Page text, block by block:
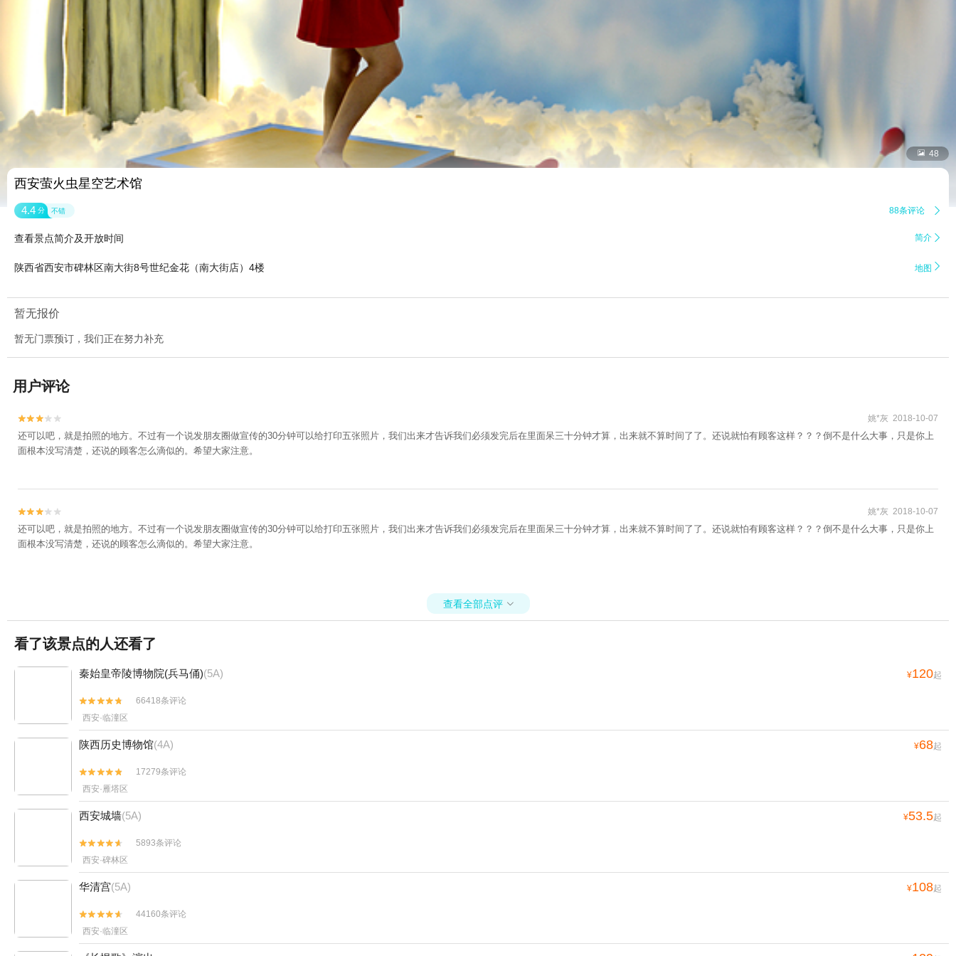
 48
西安萤火虫星空艺术馆
4.4 分 不错 88条评论 
查看景点简介及开放时间 简介 
陕西省西安市碑林区南大街8号世纪金花（南大街店）4楼 地图 
暂无报价
暂无门票预订，我们正在努力补充
用户评论

 姚*灰 2018-10-07
还可以吧，就是拍照的地方。不过有一个说发朋友圈做宣传的30分钟可以给打印五张照片，我们出来才告诉我们必须发完后在里面呆三十分钟才算，出来就不算时间了了。还说就怕有顾客这样？？？倒不是什么大事，只是你上
面根本没写清楚，还说的顾客怎么滴似的。希望大家注意。

 姚*灰 2018-10-07
还可以吧，就是拍照的地方。不过有一个说发朋友圈做宣传的30分钟可以给打印五张照片，我们出来才告诉我们必须发完后在里面呆三十分钟才算，出来就不算时间了了。还说就怕有顾客这样？？？倒不是什么大事，只是你上
面根本没写清楚，还说的顾客怎么滴似的。希望大家注意。
查看全部点评 
看了该景点的人还看了
秦始皇帝陵博物院(兵马俑)(5A) ¥120起


66418条评论
西安·临潼区
陕西历史博物馆(4A) ¥68起


17279条评论
西安·雁塔区
西安城墙(5A) ¥53.5起


5893条评论
西安·碑林区
华清宫(5A) ¥108起


44160条评论
西安·临潼区